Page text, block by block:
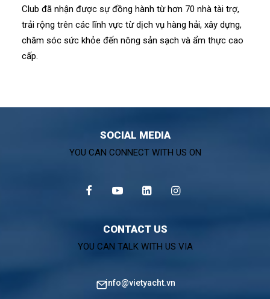
Club đã nhận được sự đồng hành từ hơn 70 nhà tài trợ,
trải rộng trên các lĩnh vực từ dịch vụ hàng hải, xây dựng,
chăm sóc sức khỏe đến nông sản sạch và ẩm thực cao
cấp.
SOCIAL MEDIA
YOU CAN CONNECT WITH US ON
CONTACT US
YOU CAN TALK WITH US VIA
info@vietyacht.vn